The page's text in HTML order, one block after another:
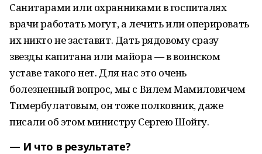
Санитарами или охранниками в госпиталях
врачи работать могут, а лечить или оперировать
их никто не заставит. Дать рядовому сразу
звезды капитана или майора — в воинском
уставе такого нет. Для нас это очень
болезненный вопрос, мы с Вилем Мамиловичем
Тимербулатовым, он тоже полковник, даже
писали об этом министру Сергею Шойгу.
— И что в результате?